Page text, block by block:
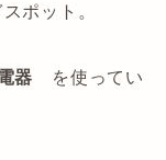
ポット。
器 を使ってい